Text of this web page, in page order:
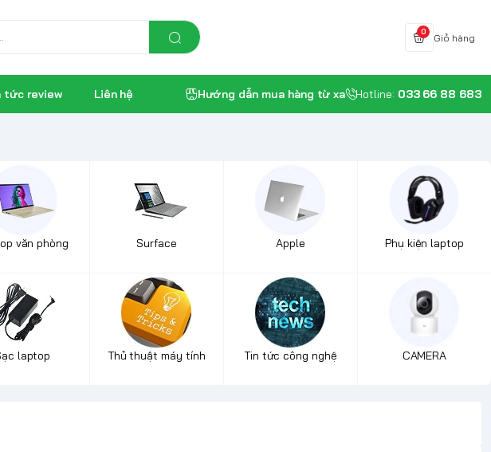
0
Giỏ hàng
tức review Liên hệ Hướng dẫn mua hàng từ xa Hotline: 033 66 88 683
văn phòng Surface Apple Phụ kiện laptop
laptop Thủ thuật máy tính Tin tức công nghệ CAMERA